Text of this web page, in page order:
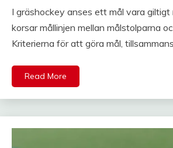
I gräshockey anses ett mål vara giltigt
korsar mållinjen mellan målstolparna
Kriterierna för att göra mål,
Read More